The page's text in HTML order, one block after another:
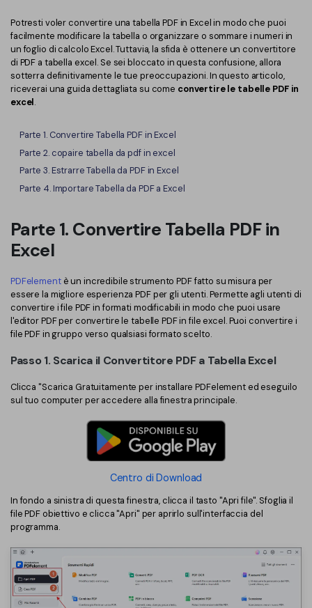
Online Gratis
PDF in Word
Comprimere PDF
Altri Strumenti Online
Modifica PDF
Compimi PDF
Organizza PDF
Modulo PDF
Firma PDF
Batch PDF
Firma digitale certificata
PDF OCR
Extrai dati PDF
Password PDF
Condividi PDF
AI per PDF
Chat con PDF
Riassunto PDF AI
Traduzione PDF AI
Controllo grammatica AI
Chat con immagine
Rilevatore di contenuti AI
Riscrivi PDF con AI
Esegui OCR su PDF
APP PDF
Firma su PDF
PDF editor per Mac
Tutti Gli Argomenti
Soluzioni PDF per
Educazione
Legale
Sanità
Finanza
Governo
Pubblicazione
Recensioni e premi
Recensioni di clienti
Confronto dei software PDF
Guida utente
PDFelement per Windows
PDFelement per Mac
Potresti voler convertire una tabella PDF in Excel in modo che puoi
facilmente modificare la tabella o organizzare o sommare i numeri in
un foglio di calcolo Excel. Tuttavia, la sfida è ottenere un convertitore
di PDF a tabella excel. Se sei bloccato in questa confusione, allora
sotterra definitivamente le tue preoccupazioni. In questo articolo,
riceverai una guida dettagliata su come convertire le tabelle PDF in
excel.
Parte 1. Convertire Tabella PDF in Excel
Parte 2. copaire tabella da pdf in excel
Parte 3. Estrarre Tabella da PDF in Excel
Parte 4. Importare Tabella da PDF a Excel
Parte 1. Convertire Tabella PDF in
Excel
PDFelementè un incredibile strumento PDF fatto su misura per
essere la migliore esperienza PDF per gli utenti. Permette agli utenti di
convertire i file PDF in formati modificabili in modo che puoi usare
l'editor PDF per convertire le tabelle PDF in file excel. Puoi convertire i
file PDF in gruppo verso qualsiasi formato scelto.
Passo 1. Scarica il Convertitore PDF a Tabella Excel
Clicca "Scarica Gratuitamente per installare PDFelement ed eseguilo
sul tuo computer per accedere alla finestra principale.
Centro di Download
In fondo a sinistra di questa finestra, clicca il tasto "Apri file". Sfoglia il
file PDF obiettivo e clicca "Apri" per aprirlo sull'interfaccia del
programma.